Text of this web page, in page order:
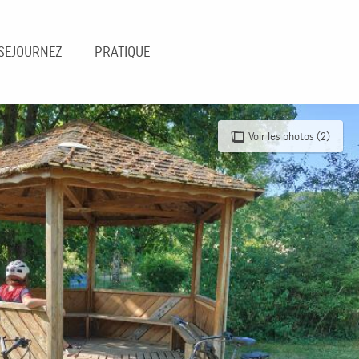
PRATIQUE
Voir les photos (2)